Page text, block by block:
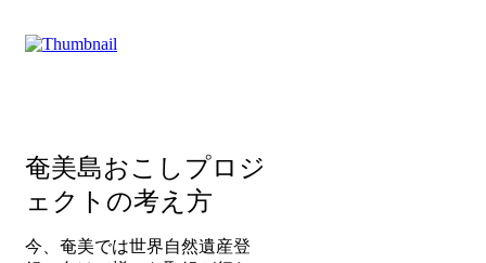
奄美島おこしプロジ
ェクトの考え方
今、奄美では世界自然遺産登